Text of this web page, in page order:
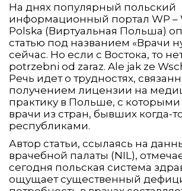
На днях популярный польский
информационный портал WP –
Polska (Виртуальная Польша)
статью под названием «Врачи
сейчас. Но если с Востока, то
potrzebni od zaraz. Ale jak ze
Речь идет о трудностях,
получением лицензии на
практику в Польше, с которыми
врачи из стран, бывших когда-
республиками.
Автор статьи, ссылаясь на
врачебной палаты (NIL),
сегодня польская система
ощущает существенный